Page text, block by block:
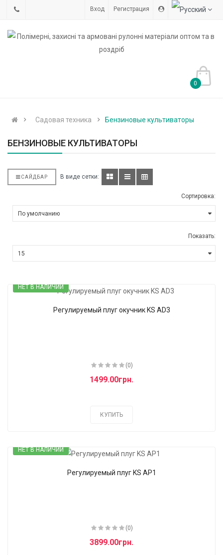
Вход Регистрация
0
Садовая техника Бензиновые культиваторы
БЕНЗИНОВЫЕ КУЛЬТИВАТОРЫ
САЙДБАР В виде сетки:
Сортировка:
Показать:
НЕТ В НАЛИЧИИ
Регулируемый плуг окучник KS AD3
(0)
1499.00грн.
КУПИТЬ
НЕТ В НАЛИЧИИ
Регулируемый плуг KS AP1
(0)
3899.00грн.